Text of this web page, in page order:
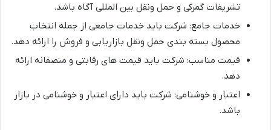
تشریفات گمرکی و حمل ونقل بین المللی آگاه باشد.
خدمات جامع: شرکت باید خدمات جامعی از جمله انتخاب
محصول بسته بندی حمل ونقل بازاریابی و فروش را ارائه دهد.
قیمت مناسب: شرکت باید قیمت های رقابتی و منصفانه ارائه
دهد.
اعتبار و خوشنامی: شرکت باید دارای اعتبار و خوشنامی در بازار
باشد.